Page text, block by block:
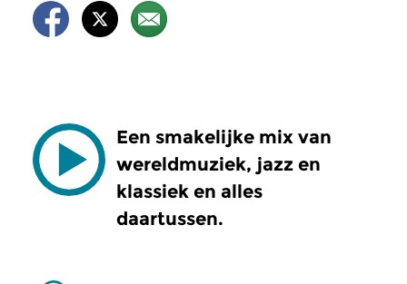
Een smakelijke mix van
wereldmuziek, jazz en
klassiek en alles
daartussen.